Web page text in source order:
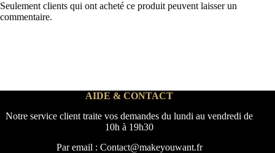
Seulement clients qui ont acheté ce produit peuvent laisser un
commentaire.
AIDE & CONTACT
Notre service client traite vos demandes du lundi au vendredi de
10h à 19h30
Par email : Contact@makeyouwant.fr